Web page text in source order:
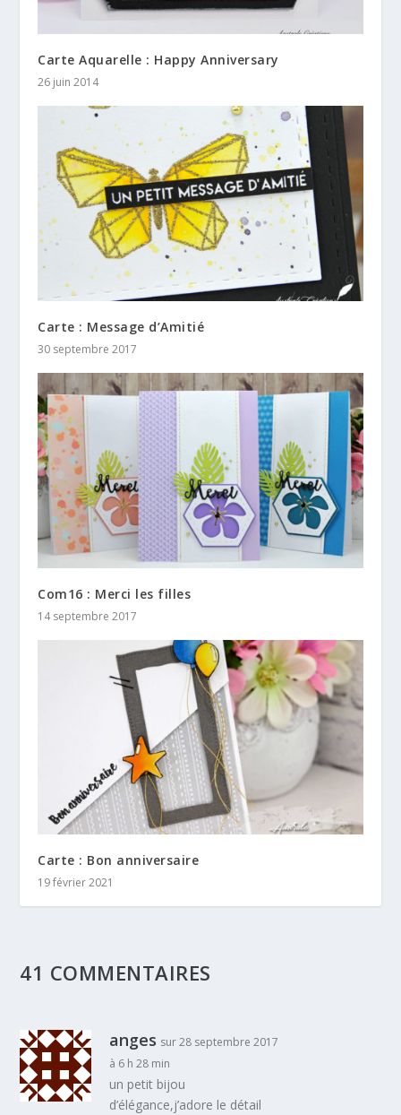
Carte Aquarelle : Happy Anniversary
26 juin 2014
Carte : Message d’Amitié
30 septembre 2017
Com16 : Merci les filles
14 septembre 2017
Carte : Bon anniversaire
19 février 2021
41 COMMENTAIRES
anges sur 28 septembre 2017
à 6 h 28 min
un petit bijou
d’élégance,j’adore le détail